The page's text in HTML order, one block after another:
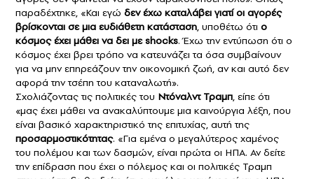
παραδέχτηκε, «Και εγώ δεν έχω καταλάβει γιατί οι αγορές
βρίσκονται σε μια ευδιάθετη κατάσταση, υποθέτω ότι ο
κόσμος έχει μάθει να δει με shocks. Έχω την εντύπωση ότι ο
κόσμος έχει βρει τρόπο να κατευνάζει τα όσα συμβαίνουν
για να μην επηρεάζουν την οικονομική ζωή, αν και αυτό δεν
αφορά την τσέπη του καταναλωτή».
Σχολιάζοντας τις πολιτικές του Ντόναλντ Τραμπ, είπε ότι
«μας έχει μάθει να ανακαλύπτουμε μια καινούργια λέξη, που
είναι βασικό χαρακτηριστικό της επιτυχίας, αυτή της
προσαρμοστικότητας. «Για εμένα ο μεγαλύτερος χαμένος
του πολέμου και των δασμών, είναι πρώτα οι ΗΠΑ. Αν δείτε
την επίδραση που έχει ο πόλεμος και οι πολιτικές Τραμπ